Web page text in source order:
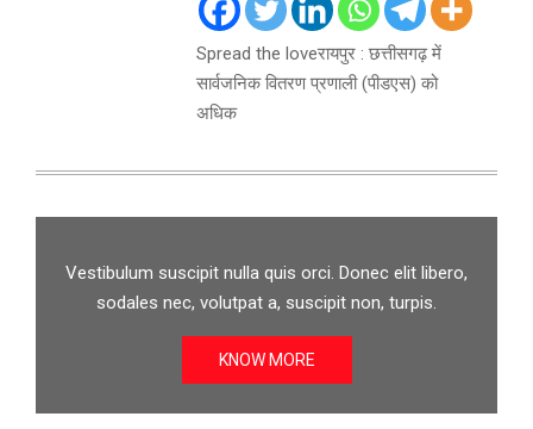
Spread the loveरायपुर : छत्तीसगढ़ में
सार्वजनिक वितरण प्रणाली (पीडएस) को
अधिक
Vestibulum suscipit nulla quis orci. Donec elit libero,
sodales nec, volutpat a, suscipit non, turpis.
KNOW MORE